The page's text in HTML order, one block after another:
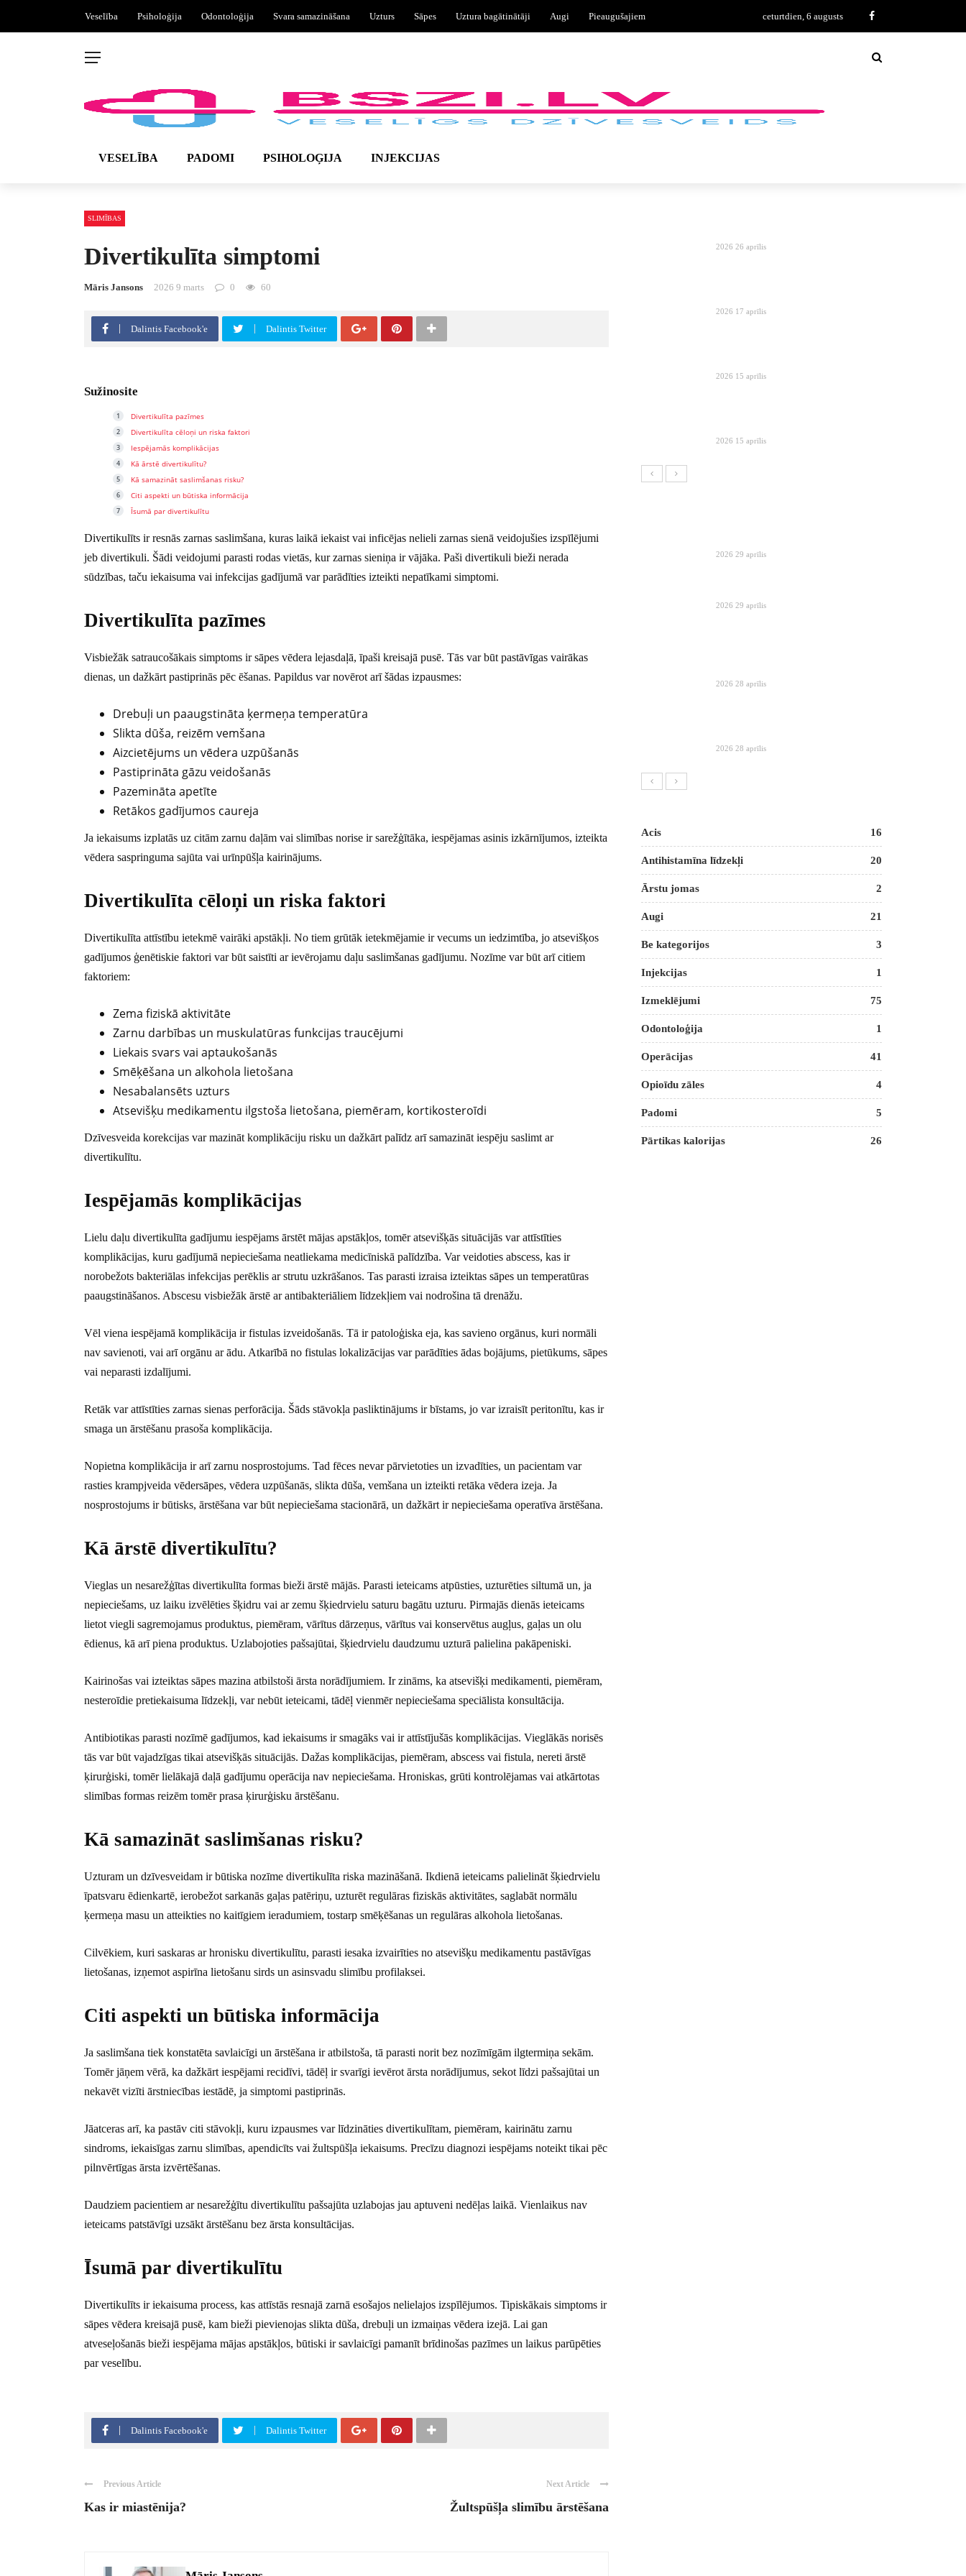
Veselība Psiholoģija Odontoloģija Svara samazināšana Uzturs Sāpes Uztura bagātinātāji Augi Pieaugušajiem ceturtdien, 6 augusts
VESELĪBA PADOMI PSIHOLOĢIJA INJEKCIJAS
SLIMĪBAS
Divertikulīta simptomi
Māris Jansons 2026 9 marts 0 60
Dalintis Facebook'e Dalintis Twitter
Sužinosite
Divertikulīta pazīmes
Divertikulīta cēloņi un riska faktori
Iespējamās komplikācijas
Kā ārstē divertikulītu?
Kā samazināt saslimšanas risku?
Citi aspekti un būtiska informācija
Īsumā par divertikulītu
Divertikulīts ir resnās zarnas saslimšana, kuras laikā iekaist vai inficējas nelieli zarnas sienā veidojušies izspīlējumi
jeb divertikuli. Šādi veidojumi parasti rodas vietās, kur zarnas sieniņa ir vājāka. Paši divertikuli bieži nerada
sūdzības, taču iekaisuma vai infekcijas gadījumā var parādīties izteikti nepatīkami simptomi.
Divertikulīta pazīmes
Visbiežāk satraucošākais simptoms ir sāpes vēdera lejasdaļā, īpaši kreisajā pusē. Tās var būt pastāvīgas vairākas
dienas, un dažkārt pastiprinās pēc ēšanas. Papildus var novērot arī šādas izpausmes:
Drebuļi un paaugstināta ķermeņa temperatūra
Slikta dūša, reizēm vemšana
Aizcietējums un vēdera uzpūšanās
Pastiprināta gāzu veidošanās
Pazemināta apetīte
Retākos gadījumos caureja
Ja iekaisums izplatās uz citām zarnu daļām vai slimības norise ir sarežģītāka, iespējamas asinis izkārnījumos, izteikta
vēdera saspringuma sajūta vai urīnpūšļa kairinājums.
Divertikulīta cēloņi un riska faktori
Divertikulīta attīstību ietekmē vairāki apstākļi. No tiem grūtāk ietekmējamie ir vecums un iedzimtība, jo atsevišķos
gadījumos ģenētiskie faktori var būt saistīti ar ievērojamu daļu saslimšanas gadījumu. Nozīme var būt arī citiem
faktoriem:
Zema fiziskā aktivitāte
Zarnu darbības un muskulatūras funkcijas traucējumi
Liekais svars vai aptaukošanās
Smēķēšana un alkohola lietošana
Nesabalansēts uzturs
Atsevišķu medikamentu ilgstoša lietošana, piemēram, kortikosteroīdi
Dzīvesveida korekcijas var mazināt komplikāciju risku un dažkārt palīdz arī samazināt iespēju saslimt ar
divertikulītu.
Iespējamās komplikācijas
Lielu daļu divertikulīta gadījumu iespējams ārstēt mājas apstākļos, tomēr atsevišķās situācijās var attīstīties
komplikācijas, kuru gadījumā nepieciešama neatliekama medicīniskā palīdzība. Var veidoties abscess, kas ir
norobežots bakteriālas infekcijas perēklis ar strutu uzkrāšanos. Tas parasti izraisa izteiktas sāpes un temperatūras
paaugstināšanos. Abscesu visbiežāk ārstē ar antibakteriāliem līdzekļiem vai nodrošina tā drenāžu.
Vēl viena iespējamā komplikācija ir fistulas izveidošanās. Tā ir patoloģiska eja, kas savieno orgānus, kuri normāli
nav savienoti, vai arī orgānu ar ādu. Atkarībā no fistulas lokalizācijas var parādīties ādas bojājums, pietūkums, sāpes
vai neparasti izdalījumi.
Retāk var attīstīties zarnas sienas perforācija. Šāds stāvokļa pasliktinājums ir bīstams, jo var izraisīt peritonītu, kas ir
smaga un ārstēšanu prasoša komplikācija.
Nopietna komplikācija ir arī zarnu nosprostojums. Tad fēces nevar pārvietoties un izvadīties, un pacientam var
rasties krampjveida vēdersāpes, vēdera uzpūšanās, slikta dūša, vemšana un izteikti retāka vēdera izeja. Ja
nosprostojums ir būtisks, ārstēšana var būt nepieciešama stacionārā, un dažkārt ir nepieciešama operatīva ārstēšana.
Kā ārstē divertikulītu?
Vieglas un nesarežģītas divertikulīta formas bieži ārstē mājās. Parasti ieteicams atpūsties, uzturēties siltumā un, ja
nepieciešams, uz laiku izvēlēties šķidru vai ar zemu šķiedrvielu saturu bagātu uzturu. Pirmajās dienās ieteicams
lietot viegli sagremojamus produktus, piemēram, vārītus dārzeņus, vārītus vai konservētus augļus, gaļas un olu
ēdienus, kā arī piena produktus. Uzlabojoties pašsajūtai, šķiedrvielu daudzumu uzturā palielina pakāpeniski.
Kairinošas vai izteiktas sāpes mazina atbilstoši ārsta norādījumiem. Ir zināms, ka atsevišķi medikamenti, piemēram,
nesteroīdie pretiekaisuma līdzekļi, var nebūt ieteicami, tādēļ vienmēr nepieciešama speciālista konsultācija.
Antibiotikas parasti nozīmē gadījumos, kad iekaisums ir smagāks vai ir attīstījušās komplikācijas. Vieglākās norisēs
tās var būt vajadzīgas tikai atsevišķās situācijās. Dažas komplikācijas, piemēram, abscess vai fistula, nereti ārstē
ķirurģiski, tomēr lielākajā daļā gadījumu operācija nav nepieciešama. Hroniskas, grūti kontrolējamas vai atkārtotas
slimības formas reizēm tomēr prasa ķirurģisku ārstēšanu.
Kā samazināt saslimšanas risku?
Uzturam un dzīvesveidam ir būtiska nozīme divertikulīta riska mazināšanā. Ikdienā ieteicams palielināt šķiedrvielu
īpatsvaru ēdienkartē, ierobežot sarkanās gaļas patēriņu, uzturēt regulāras fiziskās aktivitātes, saglabāt normālu
ķermeņa masu un atteikties no kaitīgiem ieradumiem, tostarp smēķēšanas un regulāras alkohola lietošanas.
Cilvēkiem, kuri saskaras ar hronisku divertikulītu, parasti iesaka izvairīties no atsevišķu medikamentu pastāvīgas
lietošanas, izņemot aspirīna lietošanu sirds un asinsvadu slimību profilaksei.
Citi aspekti un būtiska informācija
Ja saslimšana tiek konstatēta savlaicīgi un ārstēšana ir atbilstoša, tā parasti norit bez nozīmīgām ilgtermiņa sekām.
Tomēr jāņem vērā, ka dažkārt iespējami recidīvi, tādēļ ir svarīgi ievērot ārsta norādījumus, sekot līdzi pašsajūtai un
nekavēt vizīti ārstniecības iestādē, ja simptomi pastiprinās.
Jāatceras arī, ka pastāv citi stāvokļi, kuru izpausmes var līdzināties divertikulītam, piemēram, kairinātu zarnu
sindroms, iekaisīgas zarnu slimības, apendicīts vai žultspūšļa iekaisums. Precīzu diagnozi iespējams noteikt tikai pēc
pilnvērtīgas ārsta izvērtēšanas.
Daudziem pacientiem ar nesarežģītu divertikulītu pašsajūta uzlabojas jau aptuveni nedēļas laikā. Vienlaikus nav
ieteicams patstāvīgi uzsākt ārstēšanu bez ārsta konsultācijas.
Īsumā par divertikulītu
Divertikulīts ir iekaisuma process, kas attīstās resnajā zarnā esošajos nelielajos izspīlējumos. Tipiskākais simptoms ir
sāpes vēdera kreisajā pusē, kam bieži pievienojas slikta dūša, drebuļi un izmaiņas vēdera izejā. Lai gan
atveseļošanās bieži iespējama mājas apstākļos, būtiski ir savlaicīgi pamanīt brīdinošas pazīmes un laikus parūpēties
par veselību.
Dalintis Facebook'e Dalintis Twitter
Previous Article
Kas ir miastēnija?
Next Article
Žultspūšļa slimību ārstēšana
2026 26 aprīlis
2026 17 aprīlis
2026 15 aprīlis
2026 15 aprīlis
2026 29 aprīlis
2026 29 aprīlis
2026 28 aprīlis
2026 28 aprīlis
Acis 16
Antihistamīna līdzekļi 20
Ārstu jomas 2
Augi 21
Be kategorijos 3
Injekcijas 1
Izmeklējumi 75
Odontoloģija 1
Operācijas 41
Opioīdu zāles 4
Padomi 5
Pārtikas kalorijas 26